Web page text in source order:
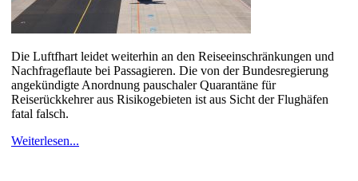
Die Luftfhart leidet weiterhin an den Reiseeinschränkungen und
Nachfrageflaute bei Passagieren. Die von der Bundesregierung
angekündigte Anordnung pauschaler Quarantäne für
Reiserückkehrer aus Risikogebieten ist aus Sicht der Flughäfen
fatal falsch.
Weiterlesen...